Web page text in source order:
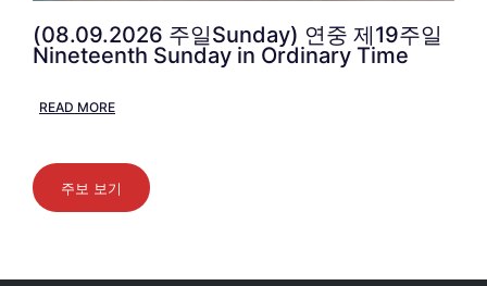
(08.09.2026 주일Sunday) 연중 제19주일
Nineteenth Sunday in Ordinary Time
READ MORE
주보 보기